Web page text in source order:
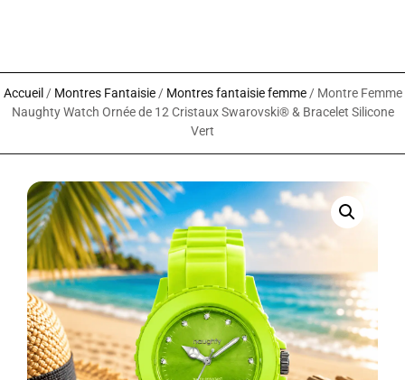
Accueil / Montres Fantaisie/ Montres fantaisie femme/ Montre Femme
Naughty Watch Ornée de 12 Cristaux Swarovski® & Bracelet Silicone
Vert